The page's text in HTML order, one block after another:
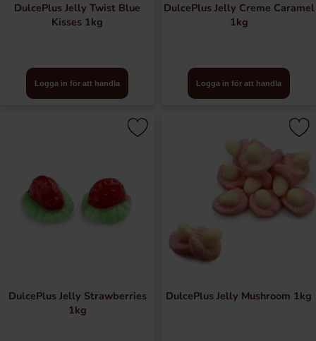
DulcePlus Jelly Twist Blue
Kisses 1kg
Logga in för att handla
DulcePlus Jelly Creme Caramel
1kg
Logga in för att handla
DulcePlus Jelly Strawberries
1kg
DulcePlus Jelly Mushroom 1kg